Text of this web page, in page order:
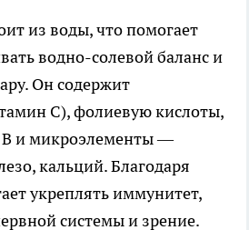
из воды, что помогает
водно-солевой баланс и
Он содержит
С), фолиевую кислоты,
и микроэлементы —
кальций. Благодаря
укреплять иммунитет,
системы и зрение.